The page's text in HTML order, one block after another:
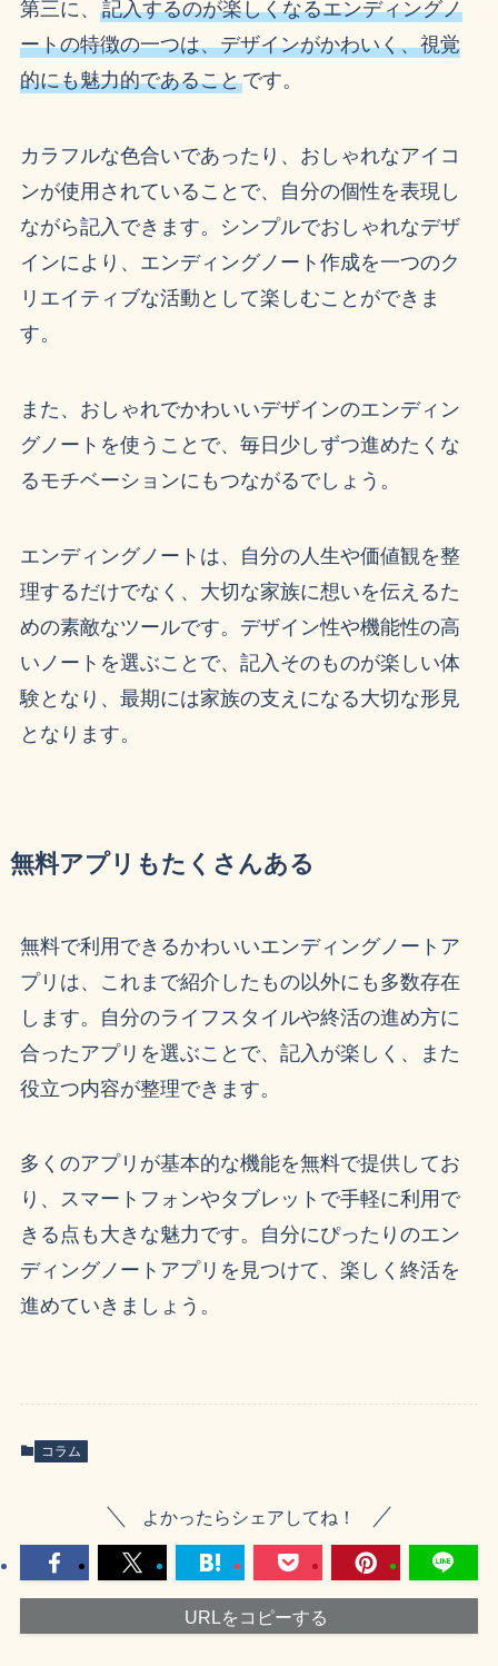
第三に、 記入するのが楽しくなるエンディングノ
ートの特徴の一つは、デザインがかわいく、視覚
的にも魅力的であることです。
カラフルな色合いであったり、おしゃれなアイコ
ンが使用されていることで、自分の個性を表現し
ながら記入できます。シンプルでおしゃれなデザ
インにより、エンディングノート作成を一つのク
リエイティブな活動として楽しむことができま
す。
また、おしゃれでかわいいデザインのエンディン
グノートを使うことで、毎日少しずつ進めたくな
るモチベーションにもつながるでしょう。
エンディングノートは、自分の人生や価値観を整
理するだけでなく、大切な家族に想いを伝えるた
めの素敵なツールです。デザイン性や機能性の高
いノートを選ぶことで、記入そのものが楽しい体
験となり、最期には家族の支えになる大切な形見
となります。
無料アプリもたくさんある
無料で利用できるかわいいエンディングノートア
プリは、これまで紹介したもの以外にも多数存在
します。自分のライフスタイルや終活の進め方に
合ったアプリを選ぶことで、記入が楽しく、また
役立つ内容が整理できます。
多くのアプリが基本的な機能を無料で提供してお
り、スマートフォンやタブレットで手軽に利用で
きる点も大きな魅力です。自分にぴったりのエン
ディングノートアプリを見つけて、楽しく終活を
進めていきましょう。
コラム
よかったらシェアしてね！
URLをコピーする